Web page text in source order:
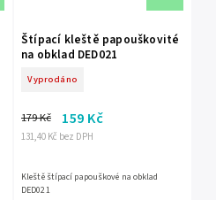
Štípací kleště papouškovité
na obklad DED021
Vyprodáno
131,40 Kč bez DPH
179 Kč 159 Kč
Kleště štípací papouškové na obklad
DED021